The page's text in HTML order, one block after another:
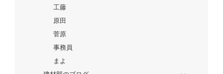
工藤
原田
菅原
事務員
まよ